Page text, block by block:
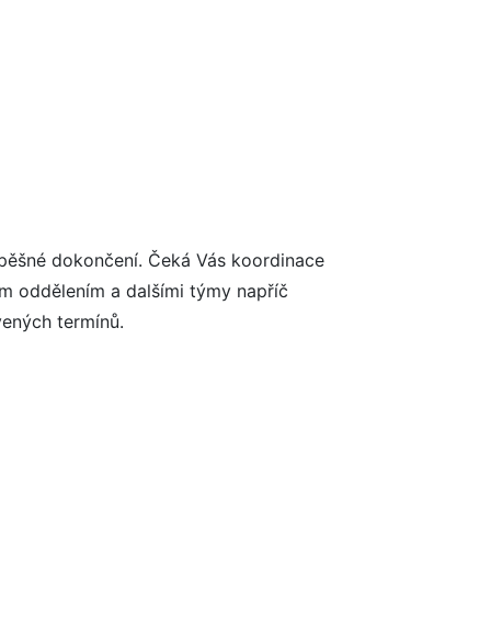
dokončení. Čeká Vás koordinace
oddělením a dalšími týmy napříč
termínů.